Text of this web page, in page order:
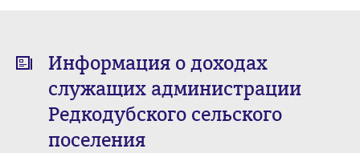
Информация о доходах
служащих администрации
Редкодубского сельского
поселения